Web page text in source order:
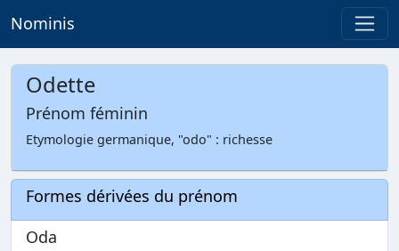
Nominis
Odette
Prénom féminin
Etymologie germanique, "odo" : richesse
Formes dérivées du prénom
Oda